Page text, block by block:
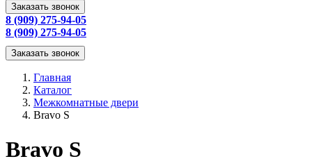
Заказать звонок
8 (909) 275-94-05
8 (909) 275-94-05
Заказать звонок
Главная
Каталог
Межкомнатные двери
Bravo S
Bravo S